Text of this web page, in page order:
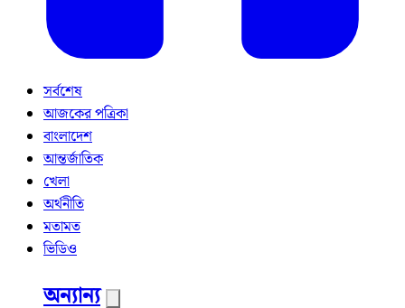
সর্বশেষ
আজকের পত্রিকা
বাংলাদেশ
আন্তর্জাতিক
খেলা
অর্থনীতি
মতামত
ভিডিও
অন্যান্য